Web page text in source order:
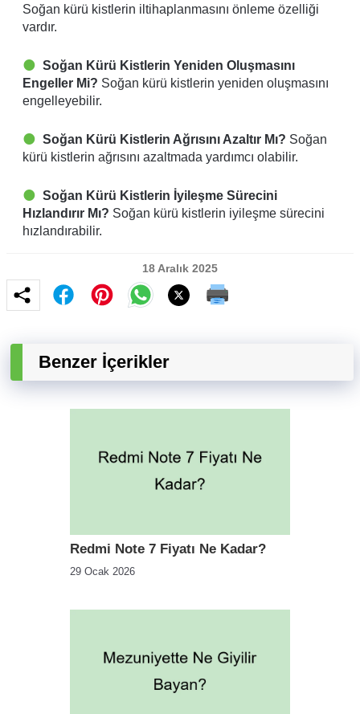
Soğan kürü kistlerin iltihaplanmasını önleme özelliği
vardır.
Soğan Kürü Kistlerin Yeniden Oluşmasını
Engeller Mi? Soğan kürü kistlerin yeniden oluşmasını
engelleyebilir.
Soğan Kürü Kistlerin Ağrısını Azaltır Mı? Soğan
kürü kistlerin ağrısını azaltmada yardımcı olabilir.
Soğan Kürü Kistlerin İyileşme Sürecini
Hızlandırır Mı? Soğan kürü kistlerin iyileşme sürecini
hızlandırabilir.
18 Aralık 2025
Benzer İçerikler
Redmi Note 7 Fiyatı Ne Kadar?
29 Ocak 2026